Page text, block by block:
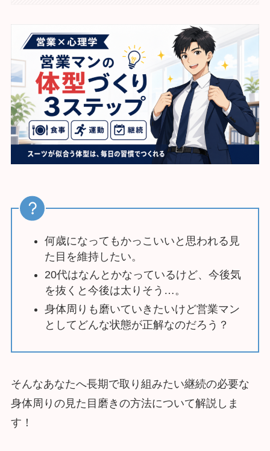
何歳になってもかっこいいと思われる見
た目を維持したい。
20代はなんとかなっているけど、今後気
を抜くと今後は太りそう…。
身体周りも磨いていきたいけど営業マン
としてどんな状態が正解なのだろう？
そんなあなたへ長期で取り組みたい継続の必要な
身体周りの見た目磨きの方法について解説しま
す！